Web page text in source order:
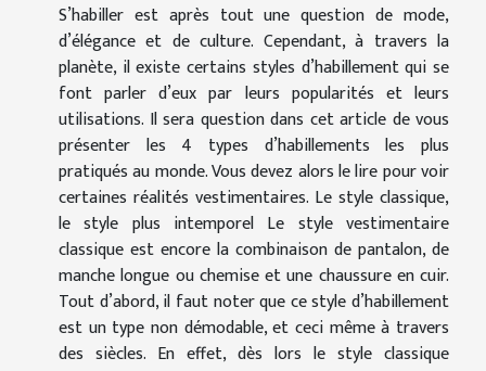
S’habiller est après tout une question de mode,
d’élégance et de culture. Cependant, à travers la
planète, il existe certains styles d’habillement qui se
font parler d’eux par leurs popularités et leurs
utilisations. Il sera question dans cet article de vous
présenter les 4 types d’habillements les plus
pratiqués au monde. Vous devez alors le lire pour voir
certaines réalités vestimentaires. Le style classique,
le style plus intemporel Le style vestimentaire
classique est encore la combinaison de pantalon, de
manche longue ou chemise et une chaussure en cuir.
Tout d’abord, il faut noter que ce style d’habillement
est un type non démodable, et ceci même à travers
des siècles. En effet, dès lors le style classique